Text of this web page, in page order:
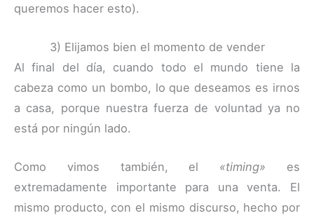
queremos hacer esto).
3) Elijamos bien el momento de vender
Al final del día, cuando todo el mundo tiene la
cabeza como un bombo, lo que deseamos es irnos
a casa, porque nuestra fuerza de voluntad ya no
está por ningún lado.
Como vimos también, el «timing» es
extremadamente importante para una venta. El
mismo producto, con el mismo discurso, hecho por